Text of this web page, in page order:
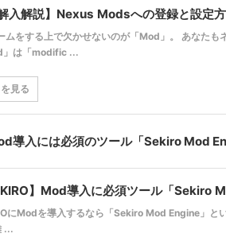
解入解説】Nexus Modsへの登録と設定
ムをする上で欠かせないのが「Mod」。 あなたも
」は「modific ...
見る
導入には必須のツール「Sekiro Mod
】Mod導入に必須ツール「Sekiro
にModを導入するなら「Sekiro Mod Engine」と
...